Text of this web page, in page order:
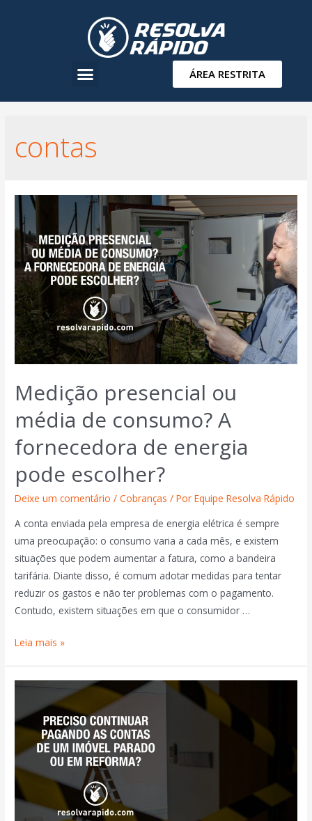
ÁREA RESTRITA
contas
Medição presencial ou
média de consumo? A
fornecedora de energia
pode escolher?
Deixe um comentário /Cobranças / PorEquipe Resolva Rápido
A conta enviada pela empresa de energia elétrica é sempre
uma preocupação: o consumo varia a cada mês, e existem
situações que podem aumentar a fatura, como a bandeira
tarifária. Diante disso, é comum adotar medidas para tentar
reduzir os gastos e não ter problemas com o pagamento.
Contudo, existem situações em que o consumidor …
Leia mais »